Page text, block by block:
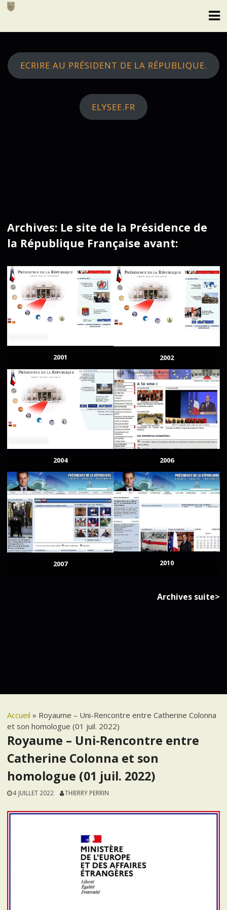
Skip
ECRIRE AU PRÉSIDENT DE LA RÉPUBLIQUE.
ELYSEE.FR
Archives: Le site de la Présidence de
la République Française avant:
2001 2002
2004 2006
2007 2010
Archives suite>
Accueil » Royaume – Uni-Rencontre entre Catherine Colonna
et son homologue (01 juil. 2022)
Royaume – Uni-Rencontre entre
Catherine Colonna et son
homologue (01 juil. 2022)
4 JUILLET 2022 THIERRY PERRIN